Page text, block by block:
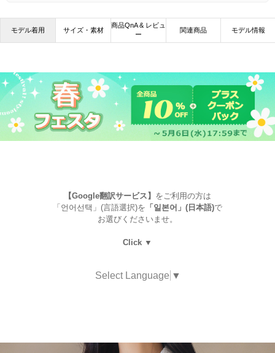
モデル着用 サイズ・素材
商品QnA & レビュ
ー
関連商品 モデル情報
【Google翻訳サービス】 をご利用の方は
「언어선택」(言語選択)を 「일본어」(日本語)で
お選びくださいませ。
Click ▼
Select Language ▼